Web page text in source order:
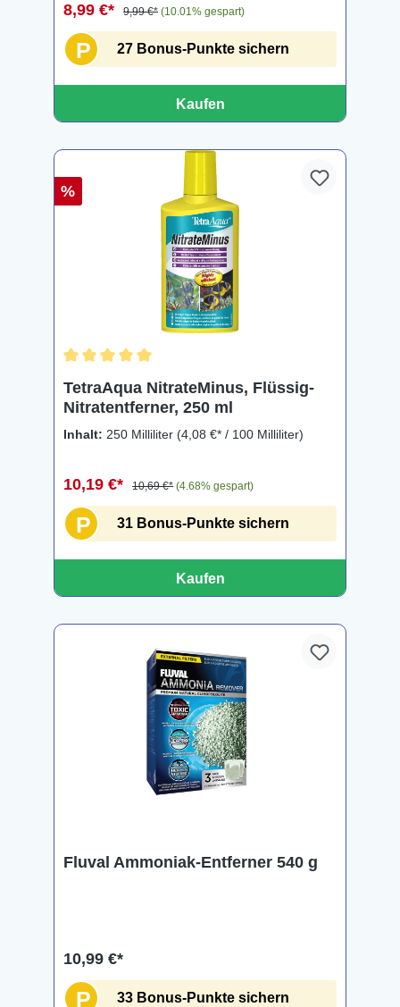
8,99 €* 9,99 €* (10.01% gespart)
P 27 Bonus-Punkte sichern
Kaufen
%
TetraAqua NitrateMinus, Flüssig-
Nitratentferner, 250 ml
Inhalt: 250 Milliliter (4,08 €* / 100 Milliliter)
10,19 €* 10,69 €* (4.68% gespart)
P 31 Bonus-Punkte sichern
Kaufen
Fluval Ammoniak-Entferner 540 g
10,99 €*
P 33 Bonus-Punkte sichern